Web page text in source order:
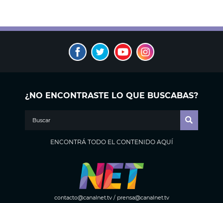
¿NO ENCONTRASTE LO QUE BUSCABAS?
ENCONTRÁ TODO EL CONTENIDO AQUÍ
contacto@canalnet.tv/ prensa@canalnet.tv